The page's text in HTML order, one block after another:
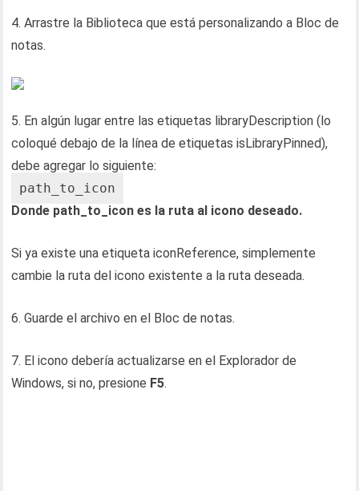
4. Arrastre la Biblioteca que está personalizando a Bloc de
notas.
5. En algún lugar entre las etiquetas libraryDescription (lo
coloqué debajo de la línea de etiquetas isLibraryPinned),
debe agregar lo siguiente:
path_to_icon
Donde path_to_icon es la ruta al icono deseado.
Si ya existe una etiqueta iconReference, simplemente
cambie la ruta del icono existente a la ruta deseada.
6. Guarde el archivo en el Bloc de notas.
7. El icono debería actualizarse en el Explorador de
Windows, si no, presione F5.